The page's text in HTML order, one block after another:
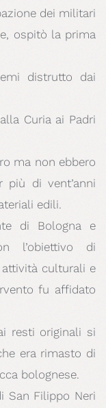
dei militari
ospitò la prima
distrutto dai
Curia ai Padri
ma non ebbero
di vent’anni
edili.
di Bologna e
l’obiettivo di
culturali e
fu affidato
resti originali si
era rimasto di
bolognese.
San Filippo Neri